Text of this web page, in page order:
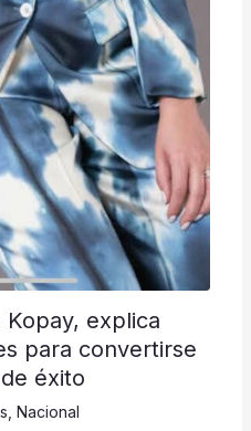
explica
para convertirse
éxito
, Nacional